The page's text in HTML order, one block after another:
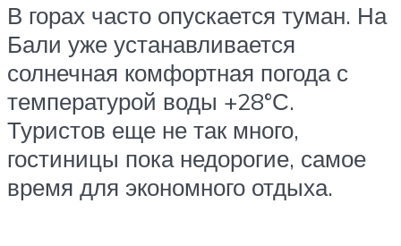
В горах часто опускается туман. На
Бали уже устанавливается
солнечная комфортная погода с
температурой воды +28°С.
Туристов еще не так много,
гостиницы пока недорогие, самое
время для экономного отдыха.